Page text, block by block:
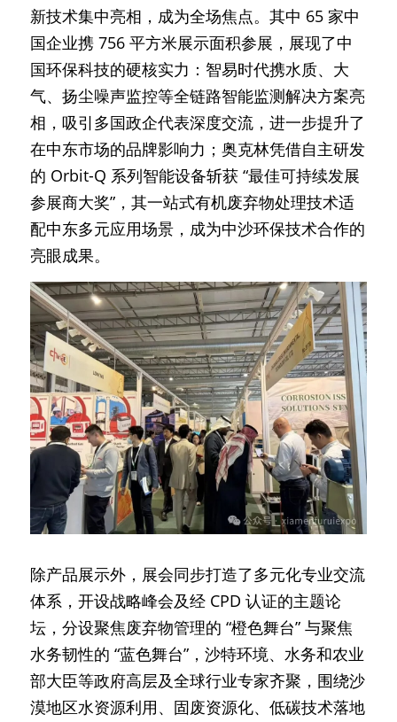
新技术集中亮相，成为全场焦点。其中 65 家中
国企业携 756 平方米展示面积参展，展现了中
国环保科技的硬核实力：智易时代携水质、大
气、扬尘噪声监控等全链路智能监测解决方案亮
相，吸引多国政企代表深度交流，进一步提升了
在中东市场的品牌影响力；奥克林凭借自主研发
的 Orbit-Q 系列智能设备斩获 “最佳可持续发展
参展商大奖”，其一站式有机废弃物处理技术适
配中东多元应用场景，成为中沙环保技术合作的
亮眼成果。
除产品展示外，展会同步打造了多元化专业交流
体系，开设战略峰会及经 CPD 认证的主题论
坛，分设聚焦废弃物管理的 “橙色舞台” 与聚焦
水务韧性的 “蓝色舞台”，沙特环境、水务和农业
部大臣等政府高层及全球行业专家齐聚，围绕沙
漠地区水资源利用、固废资源化、低碳技术落地